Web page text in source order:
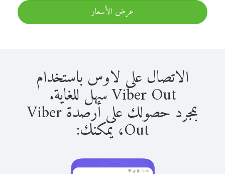
عرض الأسعار
الاتصال على لاوس باستخدام
Viber Out سهل للغاية.
بمجرد حصولك على أرصدة Viber
Out، يمكنك: